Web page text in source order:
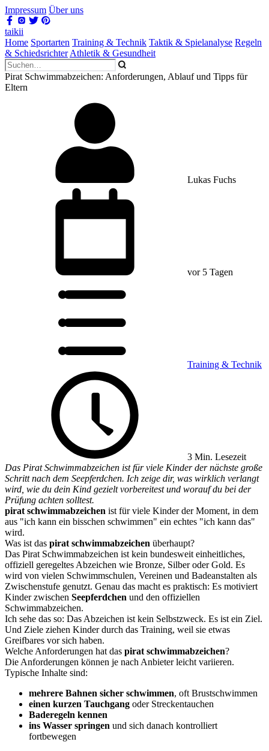
Impressum Über uns
taikii
Home Sportarten Training & Technik Taktik & Spielanalyse Regeln
& Schiedsrichter Athletik & Gesundheit
Pirat Schwimmabzeichen: Anforderungen, Ablauf und Tipps für
Eltern
Lukas Fuchs
vor 5 Tagen
Training & Technik
3 Min. Lesezeit
Das Pirat Schwimmabzeichen ist für viele Kinder der nächste große
Schritt nach dem Seepferdchen. Ich zeige dir, was wirklich verlangt
wird, wie du dein Kind gezielt vorbereitest und worauf du bei der
Prüfung achten solltest.
pirat schwimmabzeichen ist für viele Kinder der Moment, in dem
aus "ich kann ein bisschen schwimmen" ein echtes "ich kann das"
wird.
Was ist das pirat schwimmabzeichen überhaupt?
Das Pirat Schwimmabzeichen ist kein bundesweit einheitliches,
offiziell geregeltes Abzeichen wie Bronze, Silber oder Gold. Es
wird von vielen Schwimmschulen, Vereinen und Badeanstalten als
Zwischenstufe genutzt. Genau das macht es praktisch: Es motiviert
Kinder zwischen Seepferdchen und den offiziellen
Schwimmabzeichen.
Ich sehe das so: Das Abzeichen ist kein Selbstzweck. Es ist ein Ziel.
Und Ziele ziehen Kinder durch das Training, weil sie etwas
Greifbares vor sich haben.
Welche Anforderungen hat das pirat schwimmabzeichen?
Die Anforderungen können je nach Anbieter leicht variieren.
Typische Inhalte sind:
mehrere Bahnen sicher schwimmen, oft Brustschwimmen
einen kurzen Tauchgang oder Streckentauchen
Baderegeln kennen
ins Wasser springen und sich danach kontrolliert
fortbewegen